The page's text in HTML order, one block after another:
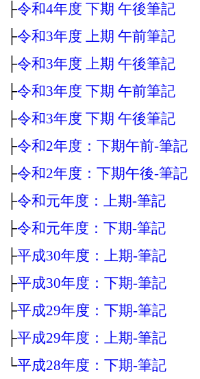
├令和4年度 下期 午後筆記
├令和3年度 上期 午前筆記
├令和3年度 上期 午後筆記
├令和3年度 下期 午前筆記
├令和3年度 下期 午後筆記
├令和2年度：下期午前‐筆記
├令和2年度：下期午後‐筆記
├令和元年度：上期‐筆記
├令和元年度：下期‐筆記
├平成30年度：上期‐筆記
├平成30年度：下期‐筆記
├平成29年度：下期‐筆記
├平成29年度：上期‐筆記
└平成28年度：下期‐筆記